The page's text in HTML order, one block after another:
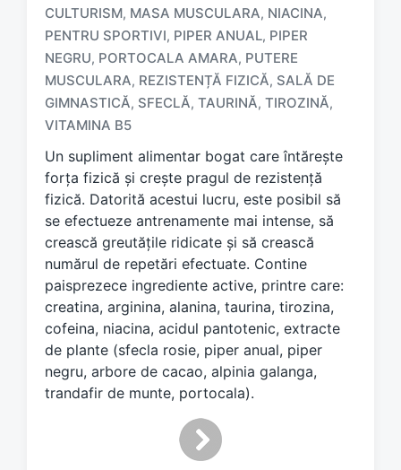
a
g
g
e
w
i
t
h
CULTURISM, MASA MUSCULARA, NIACINA,
PENTRU SPORTIVI, PIPER ANUAL, PIPER
NEGRU, PORTOCALA AMARA, PUTERE
MUSCULARA, REZISTENȚĂ FIZICĂ, SALĂ DE
GIMNASTICĂ, SFECLĂ, TAURINĂ, TIROZINĂ,
VITAMINA B5
Un supliment alimentar bogat care întărește
forța fizică și crește pragul de rezistență
fizică. Datorită acestui lucru, este posibil să
se efectueze antrenamente mai intense, să
crească greutățile ridicate și să crească
numărul de repetări efectuate. Contine
paisprezece ingrediente active, printre care:
creatina, arginina, alanina, taurina, tirozina,
cofeina, niacina, acidul pantotenic, extracte
de plante (sfecla rosie, piper anual, piper
negru, arbore de cacao, alpinia galanga,
trandafir de munte, portocala).